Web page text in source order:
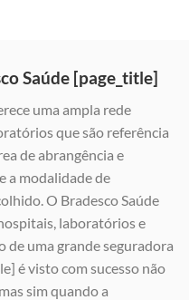
Saúde [page_title]
uma ampla rede
que são referência
de abrangência e
a modalidade de
O Bradesco Saúde
laboratórios e
de uma grande seguradora
é visto com sucesso não
sim quando a